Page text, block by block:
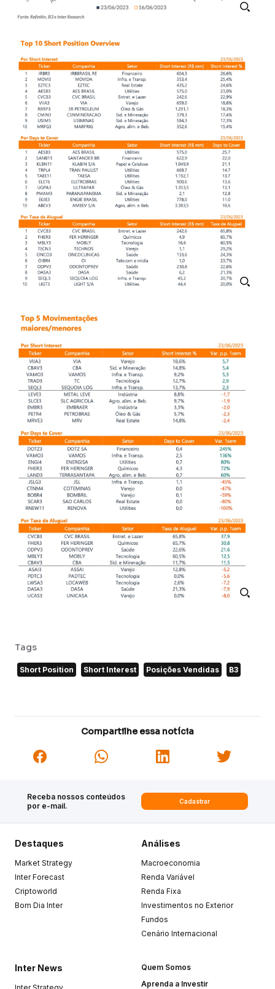
Tags
Short Position Short Interest Posições Vendidas B3
Compartilhe essa notícia
Receba nossos conteúdos
por e-mail.
Cadastrar
Destaques
Market Strategy
Inter Forecast
Criptoworld
Bom Dia Inter
Análises
Macroeconomia
Renda Variável
Renda Fixa
Investimentos no Exterior
Fundos
Cenário Internacional
Inter News
Quem Somos
Aprenda a Investir